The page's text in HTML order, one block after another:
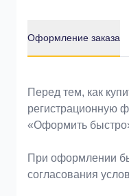
Оформление заказа
Оформление
Перед тем, как
регистрационную
«Оформить
При оформлении
согласования